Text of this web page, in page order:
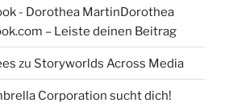
- Dorothea MartinDorothea
– Leiste deinen Beitrag
zu Storyworlds Across Media
Corporation sucht dich!